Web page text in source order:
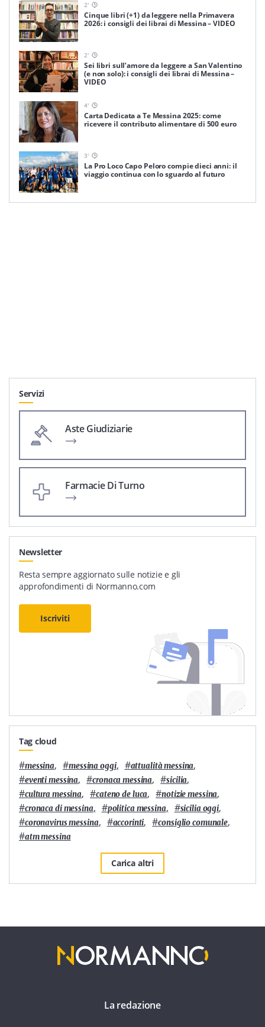
2'
Cinque libri (+1) da leggere nella Primavera
2026: i consigli dei librai di Messina – VIDEO
2'
Sei libri sull’amore da leggere a San Valentino
(e non solo): i consigli dei librai di Messina –
VIDEO
4'
Carta Dedicata a Te Messina 2025: come
ricevere il contributo alimentare di 500 euro
3'
La Pro Loco Capo Peloro compie dieci anni: il
viaggio continua con lo sguardo al futuro
Servizi
Aste Giudiziarie
Farmacie Di Turno
Newsletter
Resta sempre aggiornato sulle notizie e gli
approfondimenti di Normanno.com
Iscriviti
Tag cloud
#messina, #messina oggi, #attualità messina,
#eventi messina, #cronaca messina, #sicilia,
#cultura messina, #cateno de luca, #notizie messina,
#cronaca di messina, #politica messina, #sicilia oggi,
#coronavirus messina, #accorinti, #consiglio comunale,
#atm messina
Carica altri
La redazione